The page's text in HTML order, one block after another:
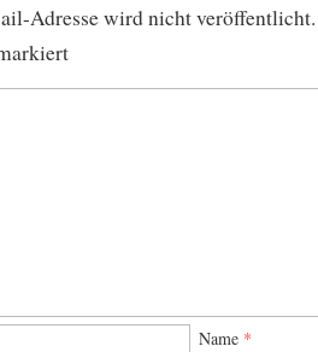
Adresse wird nicht veröffentlicht.
Name *